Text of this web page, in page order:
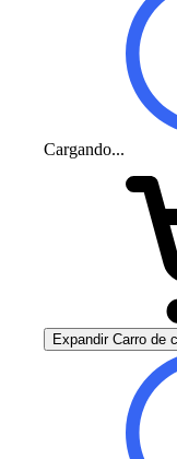
Cargando...
Expandir Carro de